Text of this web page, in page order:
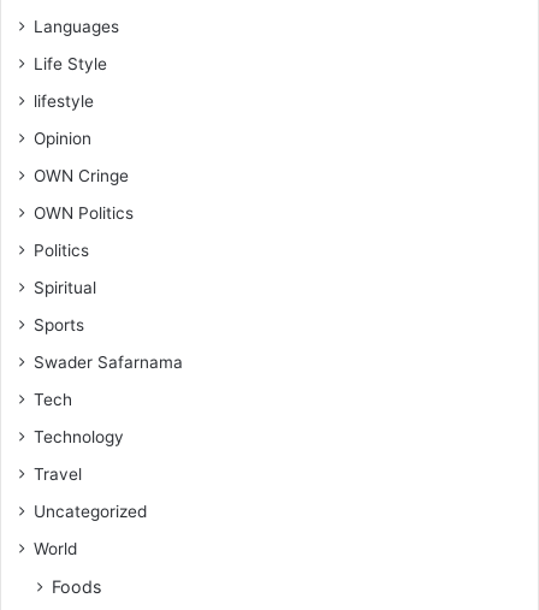
Languages
Life Style
lifestyle
Opinion
OWN Cringe
OWN Politics
Politics
Spiritual
Sports
Swader Safarnama
Tech
Technology
Travel
Uncategorized
World
Foods